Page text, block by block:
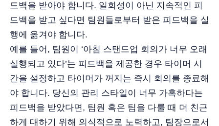
드백을 받아야 합니다. 일회성이 아닌 지속적인 피
드백을 받고 싶다면 팀원들로부터 받은 피드백을 실
행에 옮겨야 합니다.
예를 들어, 팀원이 ‘아침 스탠드업 회의가 너무 오래
실행되고 있다’는 피드백을 제공한 경우 타이머 시
간을 설정하고 타이머가 꺼지는 즉시 회의를 종료해
야 합니다. 당신의 관리 스타일이 너무 가혹하다는
피드백을 받았다면, 팀원 혹은 팀을 다룰 때 더 친근
하게 대하기 위해 의식적으로 노력하고, 팀장으로서